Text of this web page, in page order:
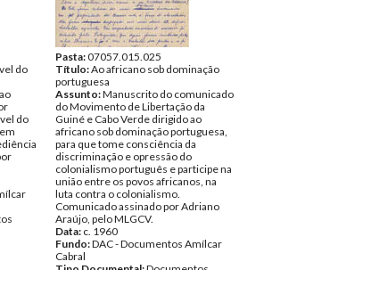
do
do
Pasta:07057.015.025
Título:Ao africano sob dominação
portuguesa
Assunto:Manuscrito do comunicado
do Movimento de Libertação da
Guiné e Cabo Verde dirigido ao
africano sob dominação portuguesa,
para que tome consciência da
discriminação e opressão do
colonialismo português e participe na
união entre os povos africanos, na
luta contra o colonialismo.
Comunicado assinado por Adriano
Araújo, pelo MLGCV.
Data: c. 1960
Fundo:DAC - Documentos Amílcar
Cabral
Tipo Documental:Documentos